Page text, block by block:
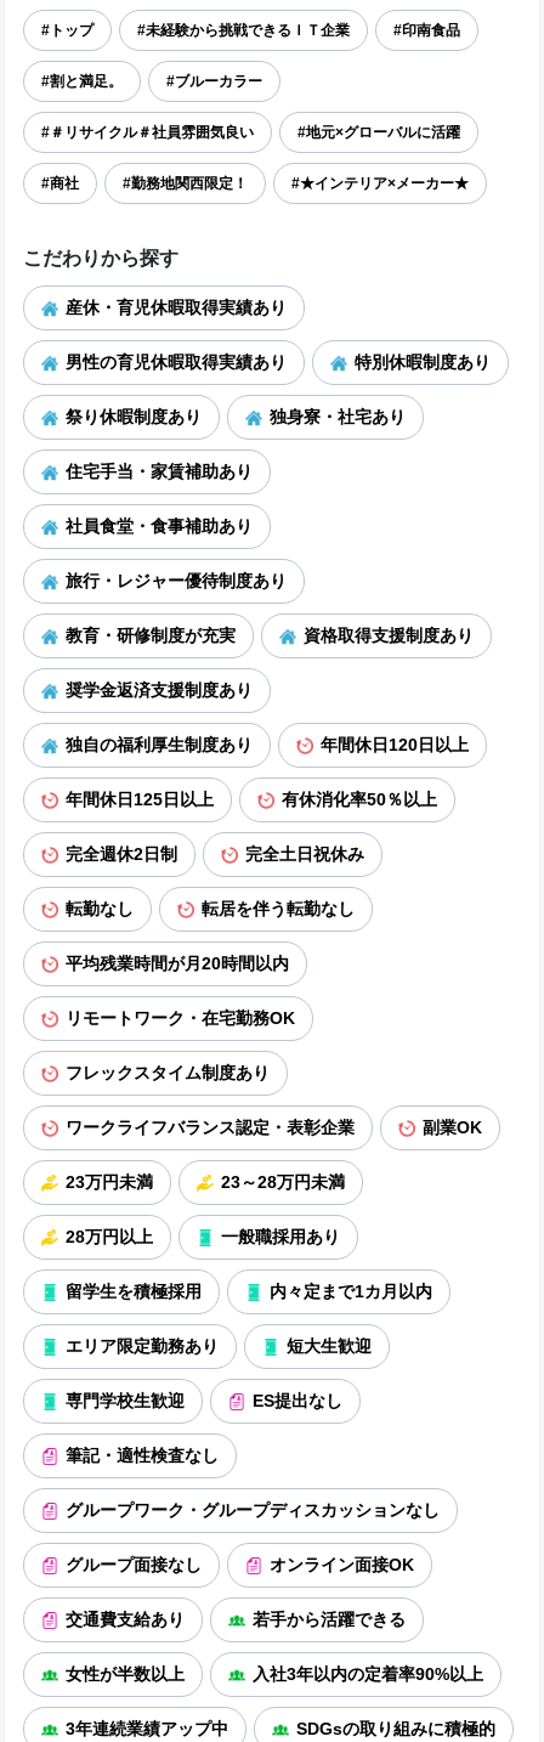
#トップ #未経験から挑戦できるＩＴ企業 #印南食品
#割と満足。 #ブルーカラー
#＃リサイクル＃社員雰囲気良い #地元×グローバルに活躍
#商社 #勤務地関西限定！ #★インテリア×メーカー★
こだわりから探す
産休・育児休暇取得実績あり
男性の育児休暇取得実績あり 特別休暇制度あり
祭り休暇制度あり 独身寮・社宅あり
住宅手当・家賃補助あり
社員食堂・食事補助あり
旅行・レジャー優待制度あり
教育・研修制度が充実 資格取得支援制度あり
奨学金返済支援制度あり
独自の福利厚生制度あり 年間休日120日以上
年間休日125日以上 有休消化率50％以上
完全週休2日制 完全土日祝休み
転勤なし 転居を伴う転勤なし
平均残業時間が月20時間以内
リモートワーク・在宅勤務OK
フレックスタイム制度あり
ワークライフバランス認定・表彰企業 副業OK
23万円未満 23～28万円未満
28万円以上 一般職採用あり
留学生を積極採用 内々定まで1カ月以内
エリア限定勤務あり 短大生歓迎
専門学校生歓迎 ES提出なし
筆記・適性検査なし
グループワーク・グループディスカッションなし
グループ面接なし オンライン面接OK
交通費支給あり 若手から活躍できる
女性が半数以上 入社3年以内の定着率90%以上
3年連続業績アップ中 SDGsの取り組みに積極的